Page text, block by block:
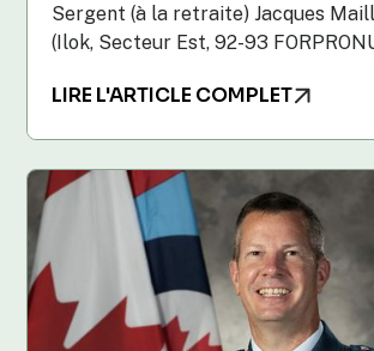
Sergent (à la retraite) Jacques
(Ilok, Secteur Est, 92-93 FORPRONU
LIRE L'ARTICLE COMPLET